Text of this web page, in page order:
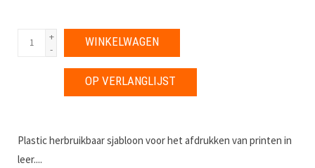
+
-
WINKELWAGEN
OP VERLANGLIJST
Plastic herbruikbaar sjabloon voor het afdrukken van printen in
leer....